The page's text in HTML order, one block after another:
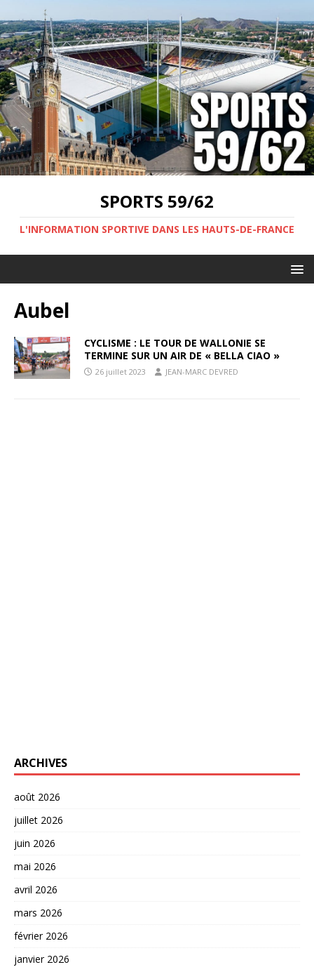
SPORTS 59/62
L'INFORMATION SPORTIVE DANS LES HAUTS-DE-FRANCE
Aubel
CYCLISME : LE TOUR DE WALLONIE SE
TERMINE SUR UN AIR DE « BELLA CIAO »
26 juillet 2023 JEAN-MARC DEVRED
ARCHIVES
août 2026
juillet 2026
juin 2026
mai 2026
avril 2026
mars 2026
février 2026
janvier 2026